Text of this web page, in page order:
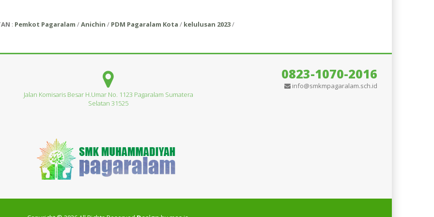
: Pemkot Pagaralam /Anichin / PDM Pagaralam Kota / kelulusan 2023/
Jalan Komisaris Besar H.Umar No. 1123 Pagaralam Sumatera
Selatan 31525
0823-1070-2016
info@smkmpagaralam.sch.id